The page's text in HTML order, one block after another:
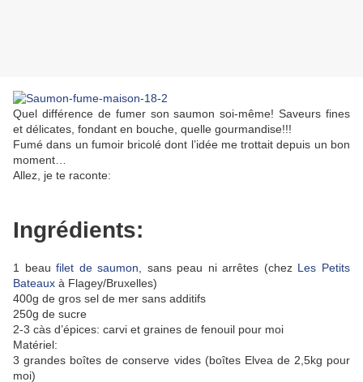
Quel différence de fumer son saumon soi-même! Saveurs fines
et délicates, fondant en bouche, quelle gourmandise!!!
Fumé dans un fumoir bricolé dont l’idée me trottait depuis un bon
moment…
Allez, je te raconte:
Ingrédients:
1 beaufilet de saumon, sans peau ni arrêtes (chez Les Petits
Bateaux à Flagey/Bruxelles)
400g de gros sel de mer sans additifs
250g de sucre
2-3 càs d’épices: carvi et graines de fenouil pour moi
Matériel:
3 grandes boîtes de conserve vides (boîtes Elvea de 2,5kg pour
moi)